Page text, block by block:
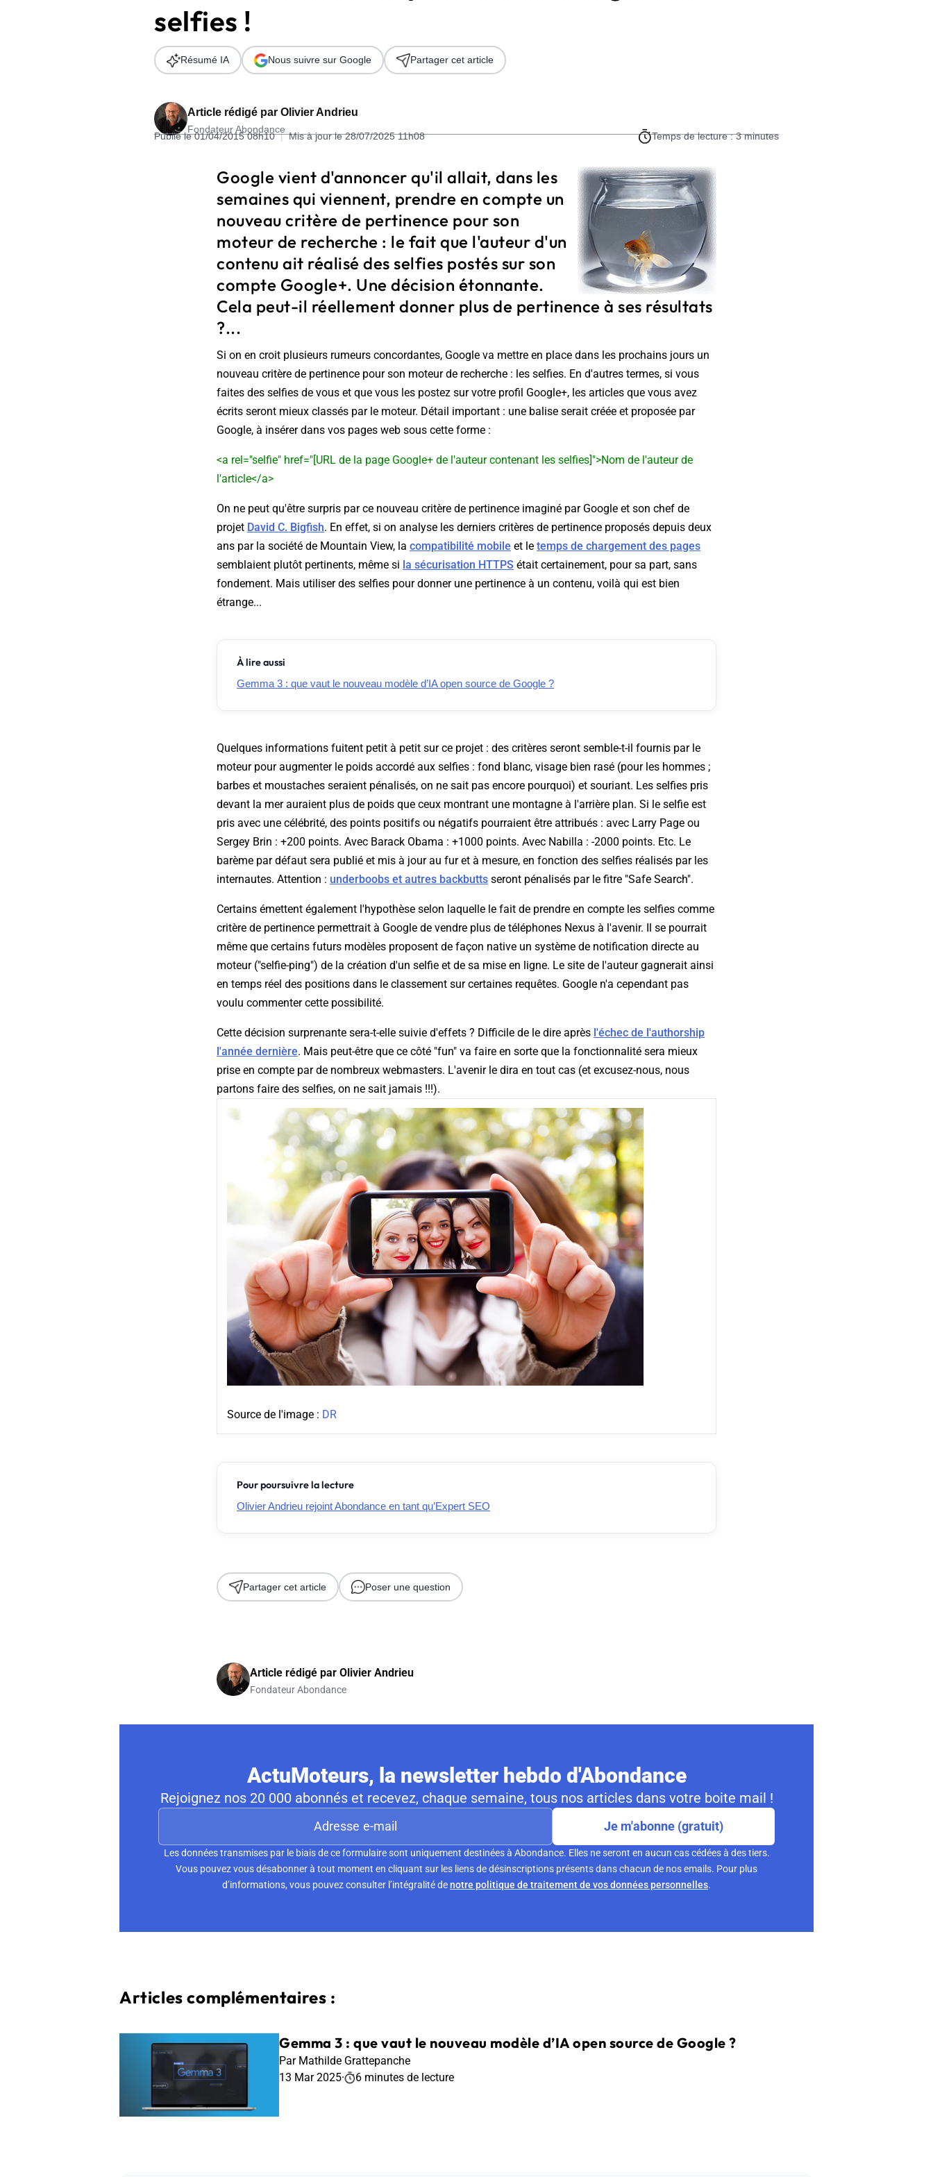
Télécharger l'Ebook
Formation SEO & GEO - Edition 2026
selfies !
Article rédigé par Olivier Andrieu
Fondateur Abondance
Publié le 01/04/2015 08h10 | Mis à jour le 28/07/2025 11h08 Temps de lecture : 3 minutes
Résumé IA Nous suivre sur Google Partager cet article
Google vient d'annoncer qu'il allait, dans les
semaines qui viennent, prendre en compte un
nouveau critère de pertinence pour son
moteur de recherche : le fait que l'auteur d'un
contenu ait réalisé des selfies postés sur son
compte Google+. Une décision étonnante.
Cela peut-il réellement donner plus de pertinence à ses résultats
?...
Si on en croit plusieurs rumeurs concordantes, Google va mettre en place dans les prochains jours un
nouveau critère de pertinence pour son moteur de recherche : les selfies. En d'autres termes, si vous
faites des selfies de vous et que vous les postez sur votre profil Google+, les articles que vous avez
écrits seront mieux classés par le moteur. Détail important : une balise serait créée et proposée par
Google, à insérer dans vos pages web sous cette forme :
<a rel="selfie" href="[URL de la page Google+ de l'auteur contenant les selfies]">Nom de l'auteur de
l'article</a>
On ne peut qu'être surpris par ce nouveau critère de pertinence imaginé par Google et son chef de
projet David C. Bigfish. En effet, si on analyse les derniers critères de pertinence proposés depuis deux
ans par la société de Mountain View, la compatibilité mobile et le temps de chargement des pages
semblaient plutôt pertinents, même si la sécurisation HTTPS était certainement, pour sa part, sans
fondement. Mais utiliser des selfies pour donner une pertinence à un contenu, voilà qui est bien
étrange...
À lire aussi
Gemma 3 : que vaut le nouveau modèle d’IA open source de Google ?
Quelques informations fuitent petit à petit sur ce projet : des critères seront semble-t-il fournis par le
moteur pour augmenter le poids accordé aux selfies : fond blanc, visage bien rasé (pour les hommes ;
barbes et moustaches seraient pénalisés, on ne sait pas encore pourquoi) et souriant. Les selfies pris
devant la mer auraient plus de poids que ceux montrant une montagne à l'arrière plan. Si le selfie est
pris avec une célébrité, des points positifs ou négatifs pourraient être attribués : avec Larry Page ou
Sergey Brin : +200 points. Avec Barack Obama : +1000 points. Avec Nabilla : -2000 points. Etc. Le
barème par défaut sera publié et mis à jour au fur et à mesure, en fonction des selfies réalisés par les
internautes. Attention : underboobs et autres backbutts seront pénalisés par le fitre "Safe Search".
Certains émettent également l'hypothèse selon laquelle le fait de prendre en compte les selfies comme
critère de pertinence permettrait à Google de vendre plus de téléphones Nexus à l'avenir. Il se pourrait
même que certains futurs modèles proposent de façon native un système de notification directe au
moteur ("selfie-ping") de la création d'un selfie et de sa mise en ligne. Le site de l'auteur gagnerait ainsi
en temps réel des positions dans le classement sur certaines requêtes. Google n'a cependant pas
voulu commenter cette possibilité.
Cette décision surprenante sera-t-elle suivie d'effets ? Difficile de le dire après l'échec de l'authorship
l'année dernière. Mais peut-être que ce côté "fun" va faire en sorte que la fonctionnalité sera mieux
prise en compte par de nombreux webmasters. L'avenir le dira en tout cas (et excusez-nous, nous
partons faire des selfies, on ne sait jamais !!!).
Source de l'image : DR
Pour poursuivre la lecture
Olivier Andrieu rejoint Abondance en tant qu’Expert SEO
Partager cet article Poser une question
Article rédigé par Olivier Andrieu
Fondateur Abondance
ActuMoteurs, la newsletter hebdo d'Abondance
Rejoignez nos 20 000 abonnés et recevez, chaque semaine, tous nos articles dans votre boite mail !
Je m'abonne (gratuit)
Les données transmises par le biais de ce formulaire sont uniquement destinées à Abondance. Elles ne seront en aucun cas cédées à des tiers.
Vous pouvez vous désabonner à tout moment en cliquant sur les liens de désinscriptions présents dans chacun de nos emails. Pour plus
d’informations, vous pouvez consulter l’intégralité denotre politique de traitement de vos données personnelles.
Articles complémentaires :
Gemma 3 : que vaut le nouveau modèle d’IA open source de Google ?
Par Mathilde Grattepanche
13 Mar 2025· 6 minutes de lecture